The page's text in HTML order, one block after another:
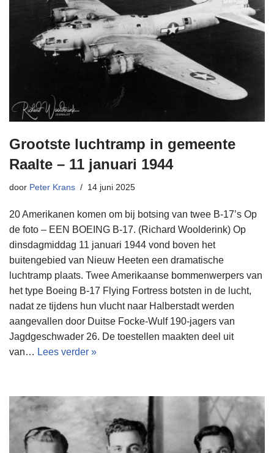
Grootste luchtramp in gemeente
Raalte – 11 januari 1944
door Peter Krans 14 juni 2025
20 Amerikanen komen om bij botsing van twee B-17’s Op
de foto – EEN BOEING B-17. (Richard Woolderink) Op
dinsdagmiddag 11 januari 1944 vond boven het
buitengebied van Nieuw Heeten een dramatische
luchtramp plaats. Twee Amerikaanse bommenwerpers van
het type Boeing B-17 Flying Fortress botsten in de lucht,
nadat ze tijdens hun vlucht naar Halberstadt werden
aangevallen door Duitse Focke-Wulf 190-jagers van
Jagdgeschwader 26. De toestellen maakten deel uit
van… Lees verder »